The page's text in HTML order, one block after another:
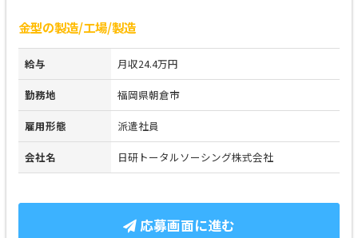
金型の製造/工場/製造
給与 月収24.4万円
勤務地 福岡県朝倉市
雇用形態 派遣社員
会社名 日研トータルソーシング株式会社
応募画面に進む